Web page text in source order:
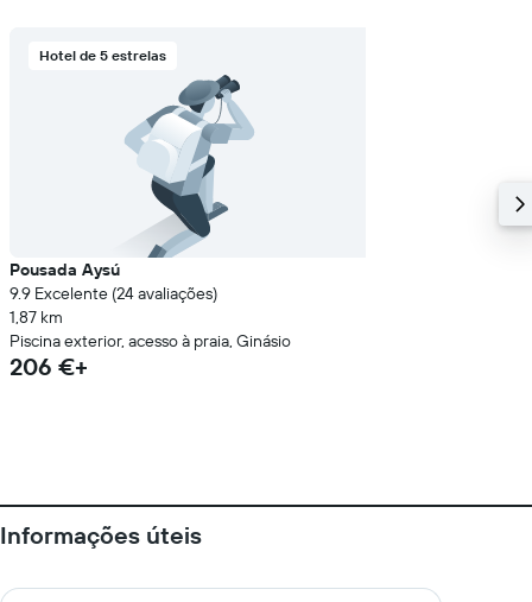
Hotel de 5 estrelas
Pousada Aysú
9.9 Excelente (24 avaliações)
1,87 km
Piscina exterior, acesso à praia, Ginásio
206 €+
Informações úteis